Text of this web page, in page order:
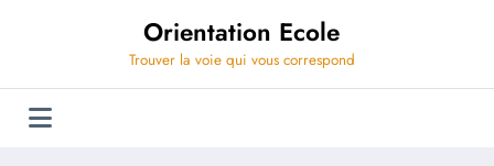
Orientation Ecole
Trouver la voie qui vous correspond